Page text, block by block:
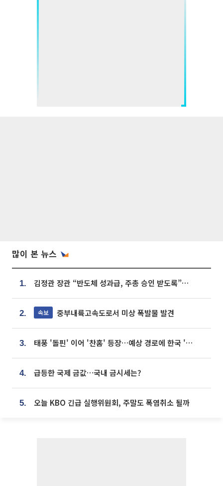
많이 본 뉴스
1. 김정관 장관 “반도체 성과급, 주총 승인 받도록”…상법·자본시장법 개정 시사
2. 속보 중부내륙고속도로서 미상 폭발물 발견
3. 태풍 '돌핀' 이어 '찬홈' 등장…예상 경로에 한국 '한숨'
4. 급등한 국제 금값…국내 금시세는?
5. 오늘 KBO 긴급 실행위원회, 주말도 폭염취소 될까